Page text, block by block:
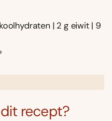
| 2 g eiwit | 9
recept?